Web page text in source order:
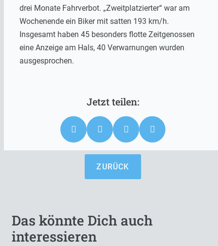
drei Monate Fahrverbot. „Zweitplatzierter“ war am
Wochenende ein Biker mit satten 193 km/h.
Insgesamt haben 45 besonders flotte Zeitgenossen
eine Anzeige am Hals, 40 Verwarnungen wurden
ausgesprochen.
ZURÜCK
Das könnte Dich auch
interessieren